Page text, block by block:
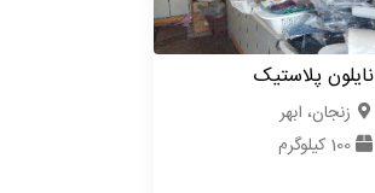
نایلون پلاستیک
زنجان، ابهر
100 کیلوگرم